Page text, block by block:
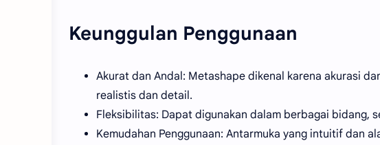
Keunggulan Penggunaan
Akurat dan Andal: Metashape dikenal karena akurasi
realistis dan detail.
Fleksibilitas: Dapat digunakan dalam berbagai bidang,
Kemudahan Penggunaan: Antarmuka yang intuitif dan